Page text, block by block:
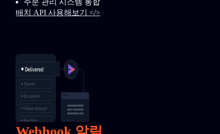
주문 관리 시스템 통합
배치 API 사용해보기 </>